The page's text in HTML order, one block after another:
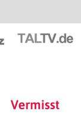
Vermisst